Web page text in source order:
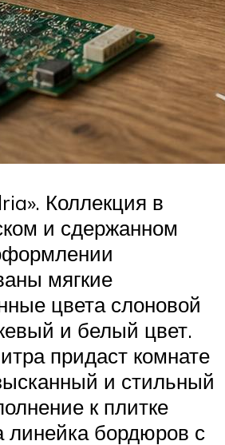
Коллекция в
и сдержанном
мягкие
цвета слоновой
и белый цвет.
придаст комнате
и стильный
к плитке
бордюров с